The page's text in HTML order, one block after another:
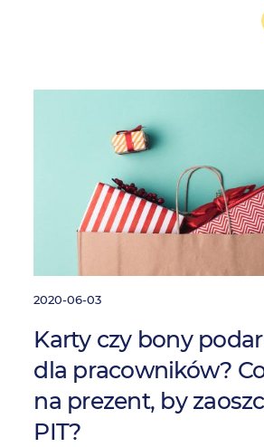
2020-06-03
Karty czy bony
dla pracowników?
na prezent, by
PIT?